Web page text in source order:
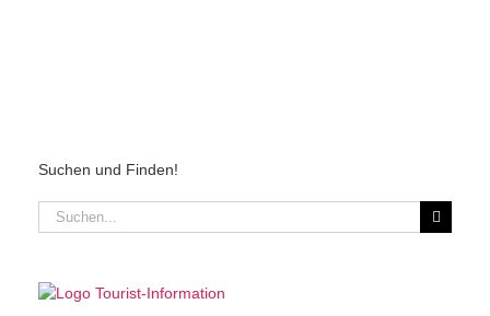
Suchen und Finden!
Suche
nach: